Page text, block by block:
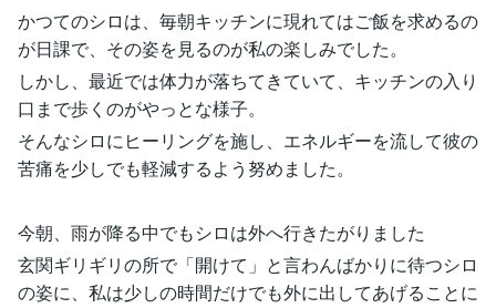
かつてのシロは、毎朝キッチンに現れてはご飯を求めるの
が日課で、その姿を見るのが私の楽しみでした。
しかし、最近では体力が落ちてきていて、キッチンの入り
口まで歩くのがやっとな様子。
そんなシロにヒーリングを施し、エネルギーを流して彼の
苦痛を少しでも軽減するよう努めました。
今朝、雨が降る中でもシロは外へ行きたがりました
玄関ギリギリの所で「開けて」と言わんばかりに待つシロ
の姿に、私は少しの時間だけでも外に出してあげることに